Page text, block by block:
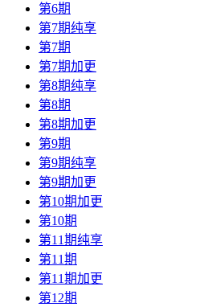
第6期
第7期纯享
第7期
第7期加更
第8期纯享
第8期
第8期加更
第9期
第9期纯享
第9期加更
第10期加更
第10期
第11期纯享
第11期
第11期加更
第12期